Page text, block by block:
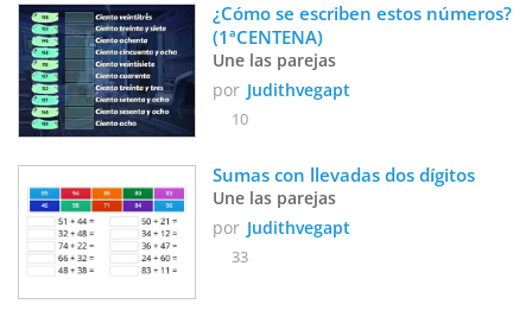
¿Cómo se escriben estos números?
(1ªCENTENA)
Une las parejas
por Judithvegapt
10
Une las parejas
por Judithvegapt
33